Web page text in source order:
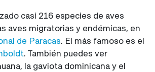
casi 216 especies de aves
aves migratorias y endémicas, en
de Paracas. El más famoso es el
. También puedes ver
la gaviota dominicana y el